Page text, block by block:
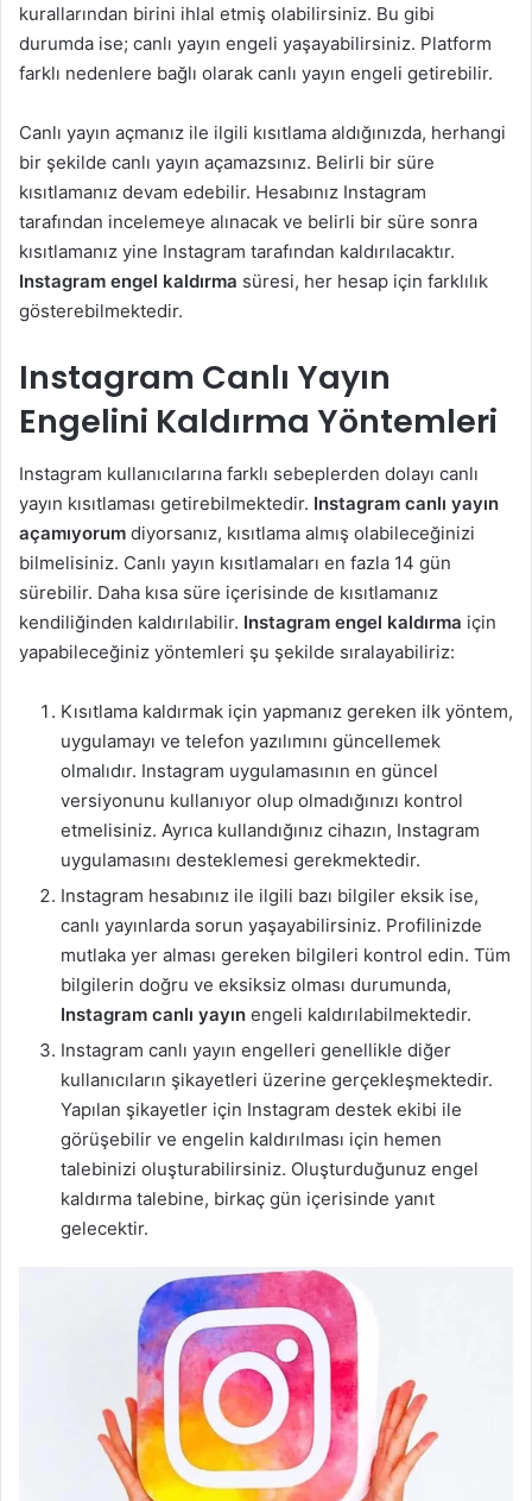
kurallarından birini ihlal etmiş olabilirsiniz. Bu gibi
durumda ise; canlı yayın engeli yaşayabilirsiniz. Platform
farklı nedenlere bağlı olarak canlı yayın engeli getirebilir.
Canlı yayın açmanız ile ilgili kısıtlama aldığınızda, herhangi
bir şekilde canlı yayın açamazsınız. Belirli bir süre
kısıtlamanız devam edebilir. Hesabınız Instagram
tarafından incelemeye alınacak ve belirli bir süre sonra
kısıtlamanız yine Instagram tarafından kaldırılacaktır.
Instagram engel kaldırma süresi, her hesap için farklılık
gösterebilmektedir.
Instagram Canlı Yayın
Engelini Kaldırma Yöntemleri
Instagram kullanıcılarına farklı sebeplerden dolayı canlı
yayın kısıtlaması getirebilmektedir. Instagram canlı yayın
açamıyorum diyorsanız, kısıtlama almış olabileceğinizi
bilmelisiniz. Canlı yayın kısıtlamaları en fazla 14 gün
sürebilir. Daha kısa süre içerisinde de kısıtlamanız
kendiliğinden kaldırılabilir. Instagram engel kaldırma için
yapabileceğiniz yöntemleri şu şekilde sıralayabiliriz:
Kısıtlama kaldırmak için yapmanız gereken ilk yöntem,
uygulamayı ve telefon yazılımını güncellemek
olmalıdır. Instagram uygulamasının en güncel
versiyonunu kullanıyor olup olmadığınızı kontrol
etmelisiniz. Ayrıca kullandığınız cihazın, Instagram
uygulamasını desteklemesi gerekmektedir.
Instagram hesabınız ile ilgili bazı bilgiler eksik ise,
canlı yayınlarda sorun yaşayabilirsiniz. Profilinizde
mutlaka yer alması gereken bilgileri kontrol edin. Tüm
bilgilerin doğru ve eksiksiz olması durumunda,
Instagram canlı yayın engeli kaldırılabilmektedir.
Instagram canlı yayın engelleri genellikle diğer
kullanıcıların şikayetleri üzerine gerçekleşmektedir.
Yapılan şikayetler için Instagram destek ekibi ile
görüşebilir ve engelin kaldırılması için hemen
talebinizi oluşturabilirsiniz. Oluşturduğunuz engel
kaldırma talebine, birkaç gün içerisinde yanıt
gelecektir.